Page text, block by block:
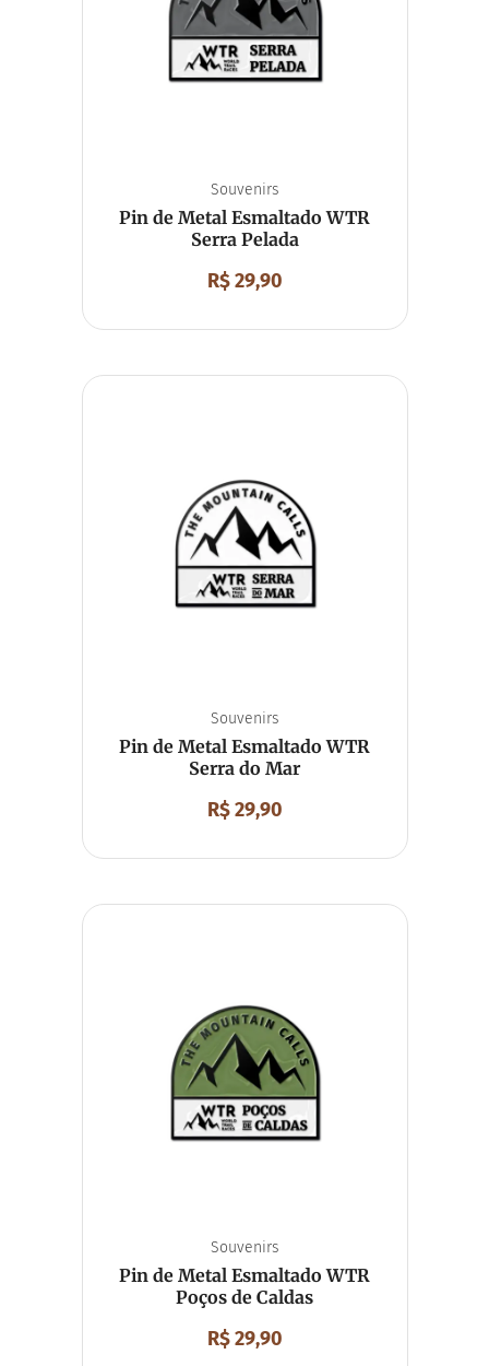
Souvenirs
Pin de Metal Esmaltado WTR
Serra Pelada
R$29,90
Souvenirs
Pin de Metal Esmaltado WTR
Serra do Mar
R$29,90
Souvenirs
Pin de Metal Esmaltado WTR
Poços de Caldas
R$29,90